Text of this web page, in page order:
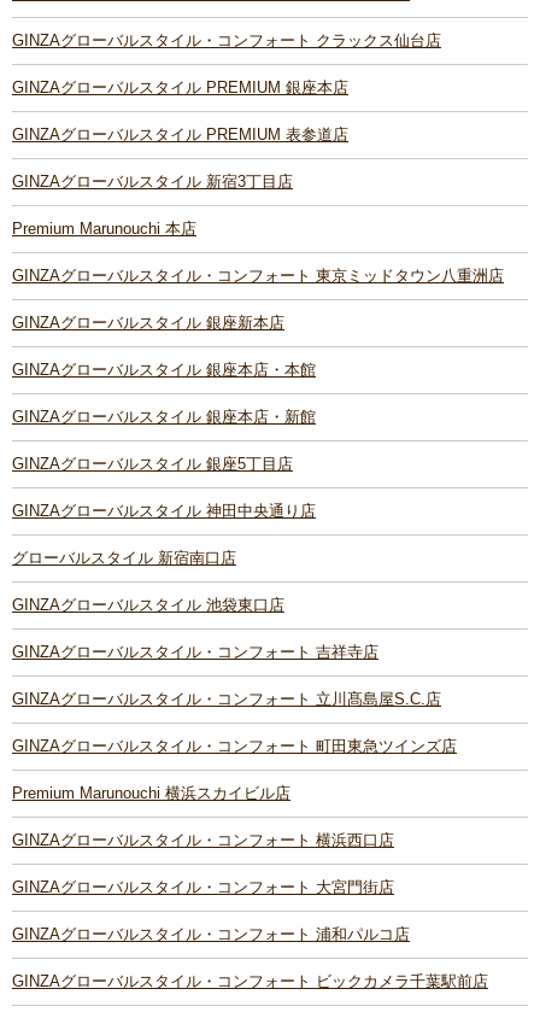
GINZAグローバルスタイル・コンフォート クラックス仙台店
GINZAグローバルスタイル PREMIUM 銀座本店
GINZAグローバルスタイル PREMIUM 表参道店
GINZAグローバルスタイル 新宿3丁目店
Premium Marunouchi 本店
GINZAグローバルスタイル・コンフォート 東京ミッドタウン八重洲店
GINZAグローバルスタイル 銀座新本店
GINZAグローバルスタイル 銀座本店・本館
GINZAグローバルスタイル 銀座本店・新館
GINZAグローバルスタイル 銀座5丁目店
GINZAグローバルスタイル 神田中央通り店
グローバルスタイル 新宿南口店
GINZAグローバルスタイル 池袋東口店
GINZAグローバルスタイル・コンフォート 吉祥寺店
GINZAグローバルスタイル・コンフォート 立川髙島屋S.C.店
GINZAグローバルスタイル・コンフォート 町田東急ツインズ店
Premium Marunouchi 横浜スカイビル店
GINZAグローバルスタイル・コンフォート 横浜西口店
GINZAグローバルスタイル・コンフォート 大宮門街店
GINZAグローバルスタイル・コンフォート 浦和パルコ店
GINZAグローバルスタイル・コンフォート ビックカメラ千葉駅前店